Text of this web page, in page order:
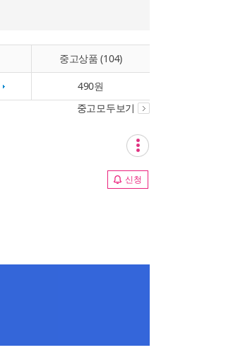
중고상품 (104)
490원
중고모두보기
신청